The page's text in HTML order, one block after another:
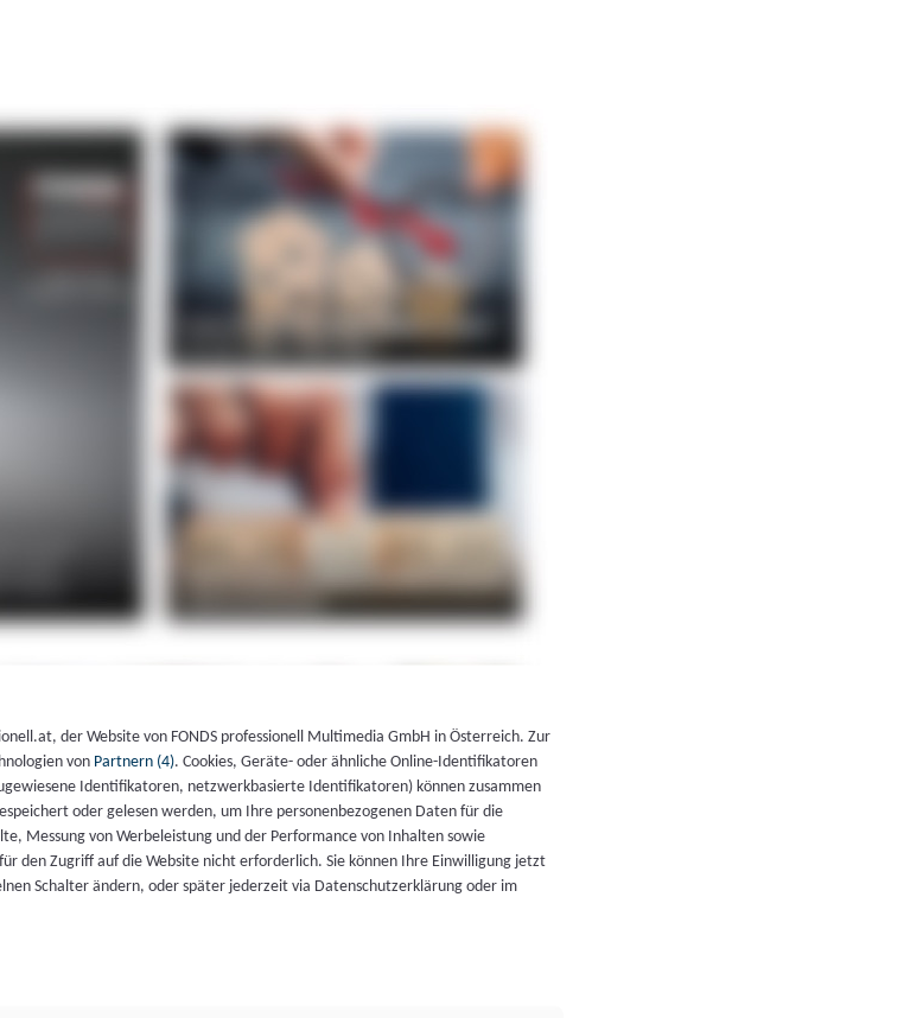
der Website von FONDS professionell Multimedia GmbH in Österreich. Zur
von Partnern (4). Cookies, Geräte- oder ähnliche Online-Identifikatoren
Identifikatoren, netzwerkbasierte Identifikatoren) können zusammen
oder gelesen werden, um Ihre personenbezogenen Daten für die
Messung von Werbeleistung und der Performance von Inhalten sowie
den Zugriff auf die Website nicht erforderlich. Sie können Ihre Einwilligung jetzt
Schalter ändern, oder später jederzeit via Datenschutzerklärung oder im